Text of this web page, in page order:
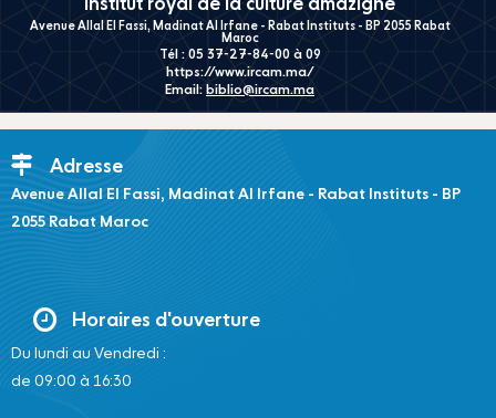
Institut royal de la culture amazighe
Avenue Allal El Fassi, Madinat Al Irfane - Rabat Instituts - BP 2055 Rabat
Maroc
Tél : 05 37-27-84-00 à 09
https://www.ircam.ma/
Email: biblio@ircam.ma
Adresse
Avenue Allal El Fassi, Madinat Al Irfane - Rabat Instituts - BP
2055 Rabat Maroc
Horaires d'ouverture
Du lundi au Vendredi :
de 09:00 à 16:30